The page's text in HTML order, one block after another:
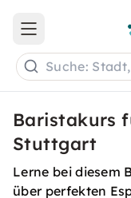
Open main menu
Suche:
Baristakurs
Stuttgart
Lerne bei diesem
über perfekten